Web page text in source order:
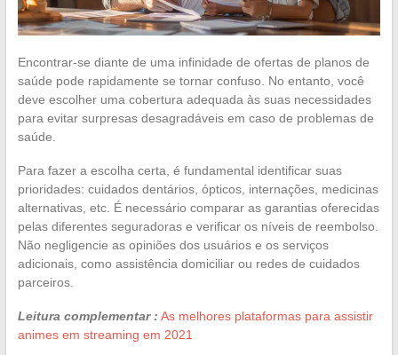
Encontrar-se diante de uma infinidade de ofertas de planos de
saúde pode rapidamente se tornar confuso. No entanto, você
deve escolher uma cobertura adequada às suas necessidades
para evitar surpresas desagradáveis em caso de problemas de
saúde.
Para fazer a escolha certa, é fundamental identificar suas
prioridades: cuidados dentários, ópticos, internações, medicinas
alternativas, etc. É necessário comparar as garantias oferecidas
pelas diferentes seguradoras e verificar os níveis de reembolso.
Não negligencie as opiniões dos usuários e os serviços
adicionais, como assistência domiciliar ou redes de cuidados
parceiros.
Leitura complementar : As melhores plataformas para assistir
animes em streaming em 2021